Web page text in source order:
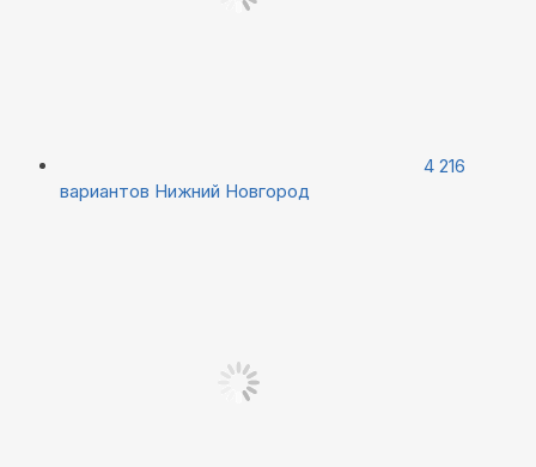
4 216
вариантов Нижний Новгород